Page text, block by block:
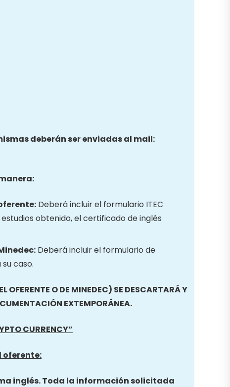
deberán ser enviadas al mail:
Deberá incluir el formulario ITEC
obtenido, el certificado de inglés
Deberá incluir el formulario de
caso.
O DE MINEDEC) SE DESCARTARÁ Y
EXTEMPORÁNEA.
CURRENCY”
oferente:
inglés. Toda la información solicitada